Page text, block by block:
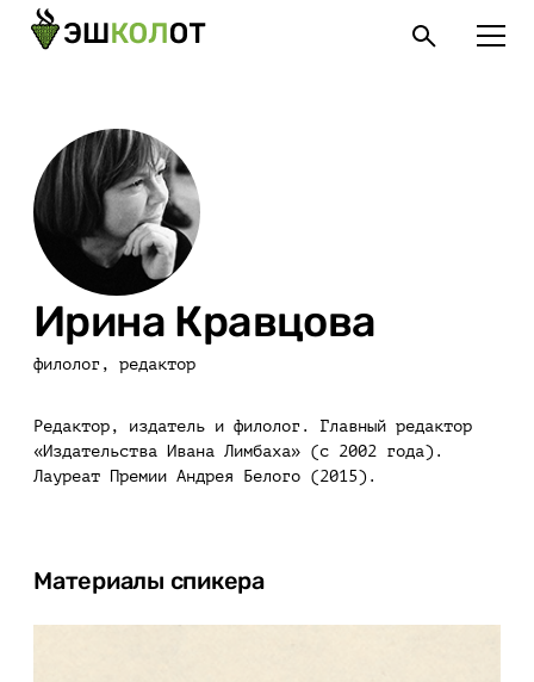
Ирина Кравцова
филолог, редактор
Редактор, издатель и филолог. Главный редактор
«Издательства Ивана Лимбаха» (с 2002 года).
Лауреат Премии Андрея Белого (2015).
Материалы спикера